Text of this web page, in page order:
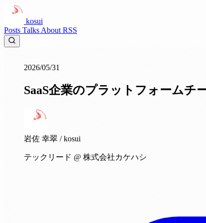
kosui
Posts Talks About RSS
2026/05/31
SaaS企業のプラットフォームチ
岩佐 幸翠 / kosui
テックリード @ 株式会社カケハシ